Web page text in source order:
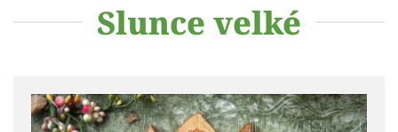
Slunce velké